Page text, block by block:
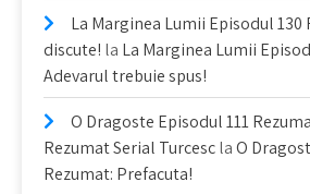
La Marginea Lumii Episodul 130
discute! la La Marginea Lumii
Adevarul trebuie spus!
O Dragoste Episodul 111
Rezumat Serial TurcesclaO
Rezumat: Prefacuta!